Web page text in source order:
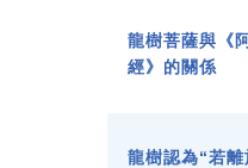
龍樹菩薩與《
經》的關係
龍樹認為“若